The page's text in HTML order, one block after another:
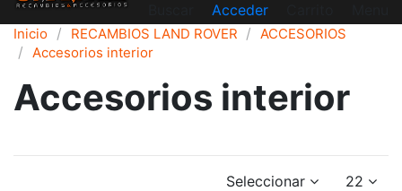
Acceder
Inicio RECAMBIOS LAND ROVER
ACCESORIOS
Accesorios interior
Accesorios interior
Seleccionar 22